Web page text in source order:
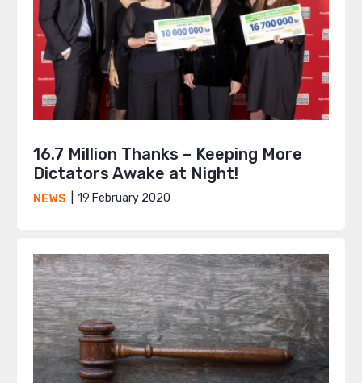
16.7 Million Thanks – Keeping More
Dictators Awake at Night!
NEWS 19 February 2020